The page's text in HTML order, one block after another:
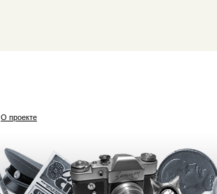
О проекте